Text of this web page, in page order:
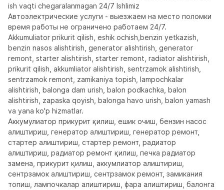
ish vaqti chegaralanmagan 24/7 Ishlimiz
Автоэлектрические услуги - выезжаем на место поломки
время работы не ограничено работаем 24/7.
Akkumuliator prikurit qilish, eshik ochish,benzin yetkazish,
benzin nasos alishtirish, generator alishtirish, generator
remont, starter alishtirish, starter remont, radiator alishtirish,
prikurit qilish, akkumliator alishtirish, sentrzamok alishtirish,
sentrzamok remont, zamikaniya topish, lampochkalar
alishtirish, balonga dam urish, balon podkachka, balon
alishtirish, zapaska qoyish, balonga havo urish, balon yamash
va yana ko'p hizmatlar.
Aккумулиатор прикурит қилиш, ешик очиш, бензин насос
алиштириш, генератор алиштириш, генератор ремонт,
стартер алиштириш, стартер ремонт, радиатор
алиштириш, радиатор ремонт қилиш, печка радиатор
замена, прикурит қилиш, аккумлиатор алиштириш,
сентрзамок алиштириш, сентрзамок ремонт, замикания
топиш, лампочкалар алиштириш, фара алиштириш, балонга